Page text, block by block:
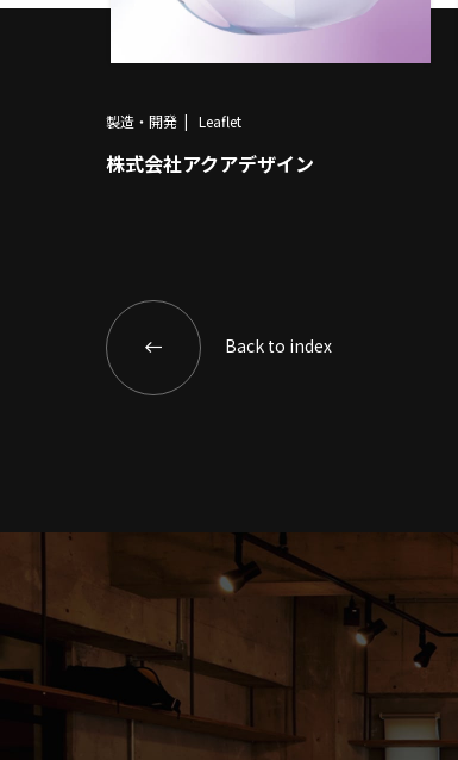
製造・開発 Leaflet
株式会社アクアデザイン
Back to index